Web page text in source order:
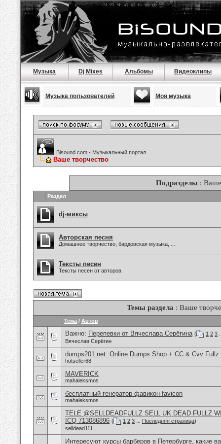
Музыка Dj Mixes Альбомы Видеоклипы
Музыка пользователей Моя музыка
Bisound.com - Музыкальный портал
Ваше творчество
Подразделы :
Раздел
dj-миксы
Авторская песня
Домашнее творчество, бардовская музыка, ...
Тексты песен
Тексты песен от авторов.
Темы раздела : Ваше
Тема / Автор
Важно: Перепевки от Вячеслава Серёгина ( 1 2 3
Вячеслав Серёгин
dumps201.net: Online Dumps Shop + CC & Cvv
hotseller68
MAVERICK
mahaleksmos
бесплатный генератор фавикон favicon
mahaleksmos
TELE @SELLDEADFULLZ SELL UK DEAD FULLZ
ICQ 713086896 ( 1 2 3 Последняя страница)
selldead111
Интересуют курсы барберов в Петербурге, какие